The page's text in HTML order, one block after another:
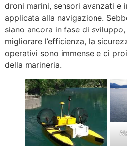
droni marini, sensori avanzati e
applicata alla navigazione.
siano ancora in fase di
migliorare l’efficienza, la
operativi sono immense e ci
della marineria.